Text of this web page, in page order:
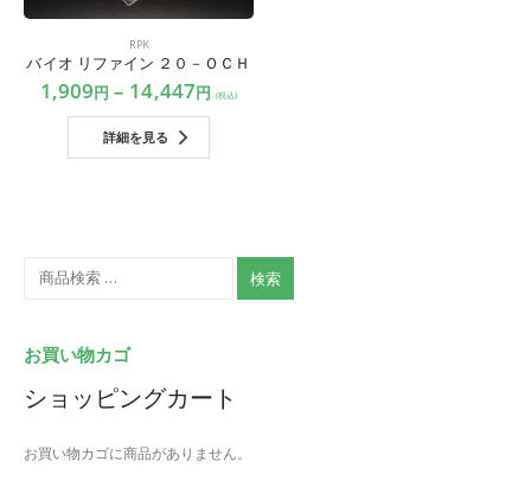
RPK
バイオ リファイン ２０－ＯＣＨ
1,909円 – 14,447円 (税込)
詳細を見る
検索
お買い物カゴ
ショッピングカート
お買い物カゴに商品がありません。